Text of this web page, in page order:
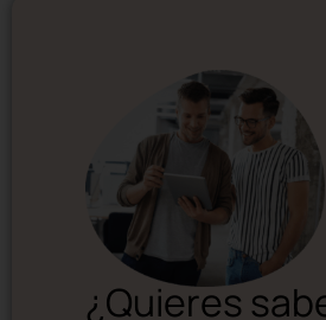
¿Quieres